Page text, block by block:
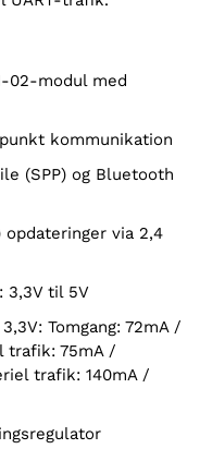
kommunikation
3,3V til 5V
trafik: 75mA /
trafik: 140mA /